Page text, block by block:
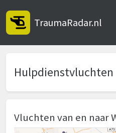
TraumaRadar.nl
Vluchten van en naar